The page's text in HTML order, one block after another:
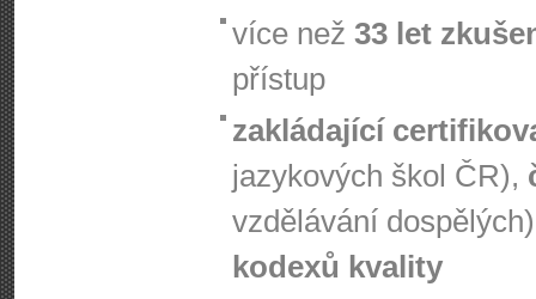
více než 33 let
přístup
zakládající
jazykových škol ČR),
vzdělávání
kodexů kvality